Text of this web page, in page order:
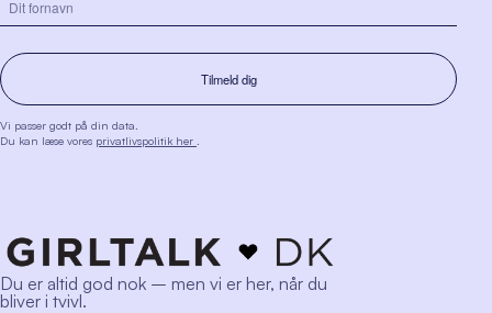
Vi passer godt på din data.
Du kan læse vores privatlivspolitik her
Du er altid god nok – men vi er her, når du
bliver i tvivl.